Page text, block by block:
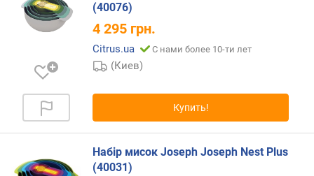
в
ы
п
о
о
з
а
(40076)
4 295 грн.
Citrus.ua С нами более 10-ти лет
(Киев)
Купить!
Набір мисок Joseph Joseph Nest Plus
(40031)